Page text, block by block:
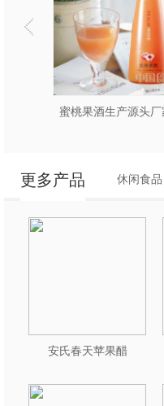
源头厂家代加工 青
更多产品
安氏春天苹果醋
休闲食品